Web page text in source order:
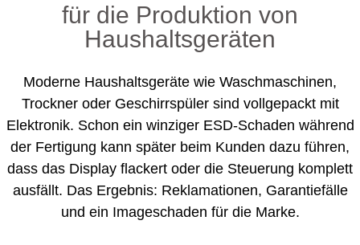
für die Produktion von
Haushaltsgeräten
Moderne Haushaltsgeräte wie Waschmaschinen,
Trockner oder Geschirrspüler sind vollgepackt mit
Elektronik. Schon ein winziger ESD-Schaden während
der Fertigung kann später beim Kunden dazu führen,
dass das Display flackert oder die Steuerung komplett
ausfällt. Das Ergebnis: Reklamationen, Garantiefälle
und ein Imageschaden für die Marke.